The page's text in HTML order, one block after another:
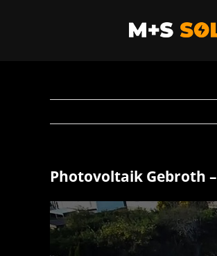
Photovoltaik Gebroth –